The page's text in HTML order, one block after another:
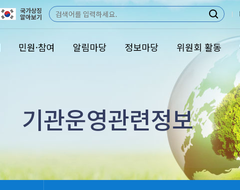
국가상징
알아보기
검
색
민원·참여 알림마당 정보마당 위원회 활동
기관운영관련정보